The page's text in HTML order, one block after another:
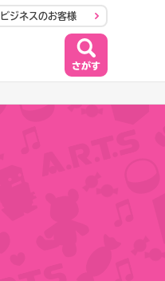
ビジネスのお客様